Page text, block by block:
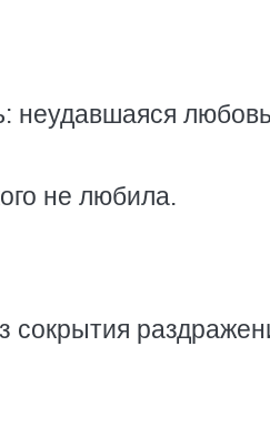
неудавшаяся
не любила.
сокрытия